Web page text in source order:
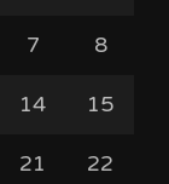
7 8
14 15
21 22